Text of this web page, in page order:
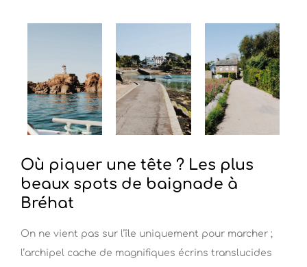
Où piquer une tête ? Les plus
beaux spots de baignade à
Bréhat
On ne vient pas sur l’île uniquement pour marcher ;
l’archipel cache de magnifiques écrins translucides